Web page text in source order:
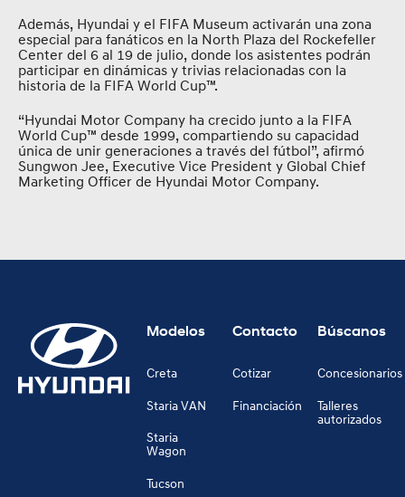
Además, Hyundai y el FIFA Museum activarán una zona
especial para fanáticos en la North Plaza del Rockefeller
Center del 6 al 19 de julio, donde los asistentes podrán
participar en dinámicas y trivias relacionadas con la
historia de la FIFA World Cup™.
“Hyundai Motor Company ha crecido junto a la FIFA
World Cup™ desde 1999, compartiendo su capacidad
única de unir generaciones a través del fútbol”, afirmó
Sungwon Jee, Executive Vice President y Global Chief
Marketing Officer de Hyundai Motor Company.
Modelos
Creta
Staria VAN
Staria
Wagon
Tucson
Contacto
Cotizar
Financiación
Búscanos
Concesionarios
Talleres
autorizados